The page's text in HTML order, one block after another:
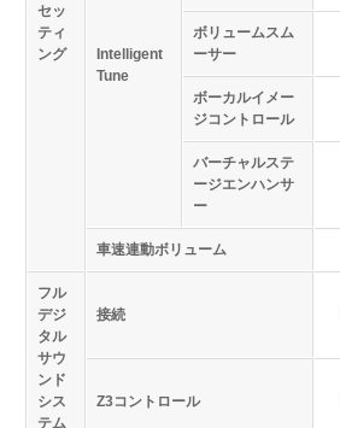
セッ
ティ
ング
Intelligent
Tune
ボリュームスム
ーサー
ボーカルイメー
ジコントロール
バーチャルステ
ージエンハンサ
ー
車速連動ボリューム
フル
デジ
タル
サウ
ンド
シス
テム
接続
Z3コントロール